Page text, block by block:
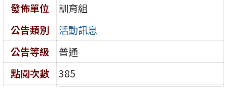
發佈單位
訓育組
公告類別
活動訊息
公告等級
普通
點閱次數
385